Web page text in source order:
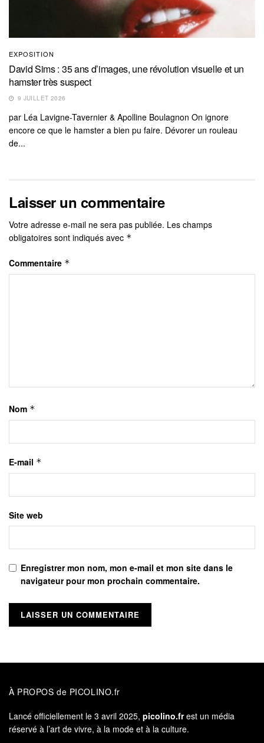
EXPOSITION
David Sims : 35 ans d’images, une révolution visuelle et un
hamster très suspect
9 JUILLET 2026
par Léa Lavigne-Tavernier & Apolline Boulagnon On ignore
encore ce que le hamster a bien pu faire. Dévorer un rouleau
de...
Laisser un commentaire
Votre adresse e-mail ne sera pas publiée. Les champs
obligatoires sont indiqués avec *
Commentaire *
Nom *
E-mail *
Site web
Enregistrer mon nom, mon e-mail et mon site dans le
navigateur pour mon prochain commentaire.
À PROPOS de PICOLINO.fr
Lancé officiellement le 3 avril 2025, picolino.frest un média
réservé à l’art de vivre, à la mode et à la culture.